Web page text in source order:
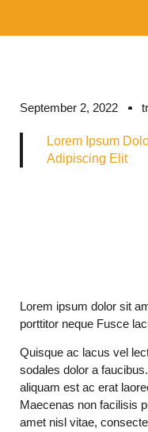
September 2, 2022
Lorem Ipsum
Adipiscing Elit
Lorem ipsum dolor sit
porttitor neque Fusce
Quisque ac lacus vel
sodales dolor a
aliquam est ac erat
Maecenas non facilisis
amet nisl vitae,